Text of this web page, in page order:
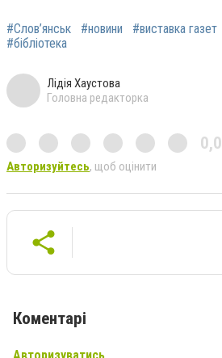
#Слов’янськ #новини #виставка газет
#бібліотека
Лідія Хаустова
Головна редакторка
0,0
Авторизуйтесь, щоб оцінити
Коментарі